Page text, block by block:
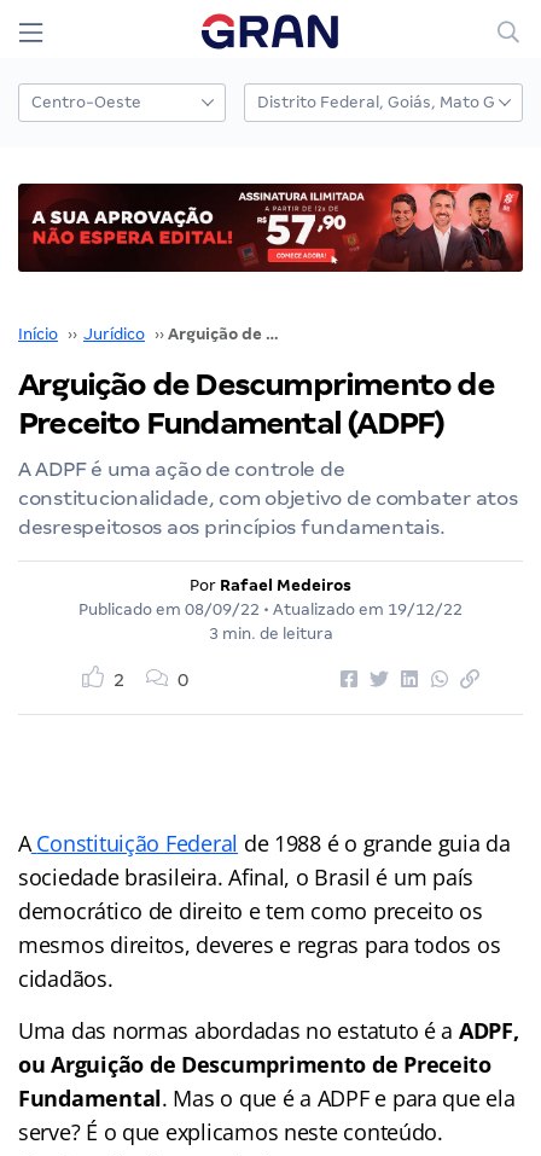
Início ›› Jurídico ›› Arguição de Descumprimento de Preceito Fundamental (ADPF)
Arguição de Descumprimento de
Preceito Fundamental (ADPF)
A ADPF é uma ação de controle de
constitucionalidade, com objetivo de combater atos
desrespeitosos aos princípios fundamentais.
Por Rafael Medeiros
Publicado em 08/09/22 • Atualizado em 19/12/22
3 min. de leitura
2 0
A Constituição Federal de 1988 é o grande guia da
sociedade brasileira. Afinal, o Brasil é um país
democrático de direito e tem como preceito os
mesmos direitos, deveres e regras para todos os
cidadãos.
Uma das normas abordadas no estatuto é a ADPF,
ou Arguição de Descumprimento de Preceito
Fundamental. Mas o que é a ADPF e para que ela
serve? É o que explicamos neste conteúdo.